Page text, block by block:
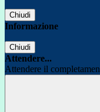
Chiudi
Informazione
Chiudi
Attendere...
Attendere il